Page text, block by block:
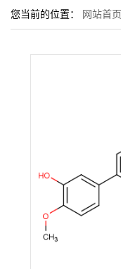
您当前的位置： 网站首页